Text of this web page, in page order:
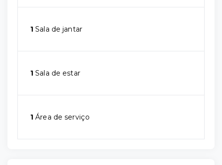
1 Sala de jantar
1 Sala de estar
1 Área de serviço